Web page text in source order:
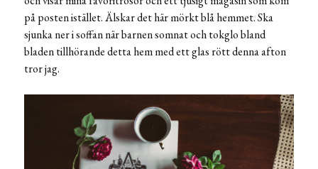
på posten istället. Älskar det här mörkt blå hemmet. Ska
sjunka ner i soffan när barnen somnat och tokglo bland
bladen tillhörande detta hem med ett glas rött denna afton
tror jag.